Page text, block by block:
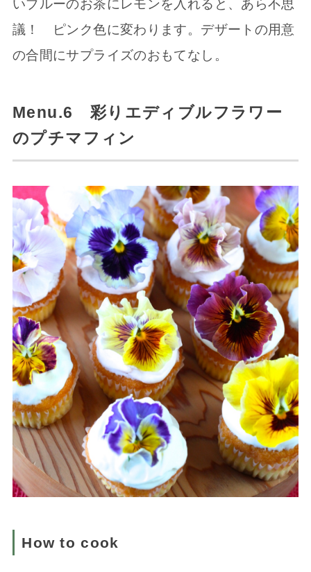
いブルーのお茶にレモンを入れると、あら不思
議！ ピンク色に変わります。デザートの用意
の合間にサプライズのおもてなし。
Menu.6 彩りエディブルフラワー
のプチマフィン
How to cook